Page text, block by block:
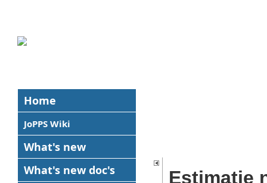
Home
JoPPS Wiki
What's new
What's new doc's
Estimatie